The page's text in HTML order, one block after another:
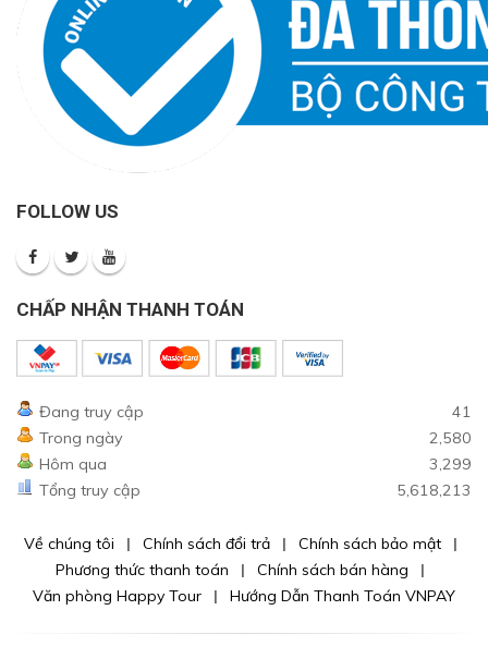
FOLLOW US
CHẤP NHẬN THANH TOÁN
Đang truy cập
41
Trong ngày
2,580
Hôm qua
3,299
Tổng truy cập
5,618,213
Về chúng tôi Chính sách đổi trả
Chính sách bảo mật
Phương thức thanh toán
Chính sách bán hàng
Văn phòng Happy Tour
Hướng Dẫn Thanh Toán VNPAY